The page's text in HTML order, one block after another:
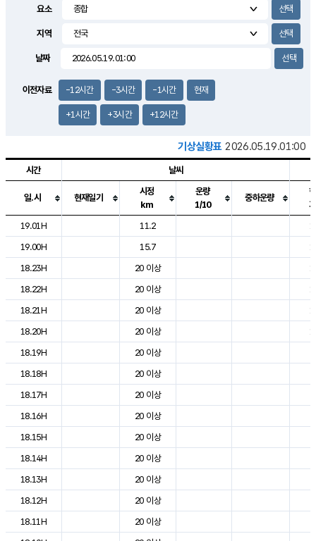
3.2m/s
요소
지역
날짜
이전자료 -12시간 -3시간 -1시간 현재
+1시간 +3시간 +12시간
기상실황표 2026.05.19.01:00
도시별 기상실황표로 지점, 날씨, 기온, 강수, 바람, 기압등을 안내한 표입
시간 날씨
일.시 현재일기
시정
km
운량
1/10
중하운량
19.01H
11.2
19.00H
15.7
18.23H
20 이상
18.22H
20 이상
18.21H
20 이상
18.20H
20 이상
18.19H
20 이상
18.18H
20 이상
18.17H
20 이상
18.16H
20 이상
18.15H
20 이상
18.14H
20 이상
18.13H
20 이상
18.12H
20 이상
18.11H
20 이상